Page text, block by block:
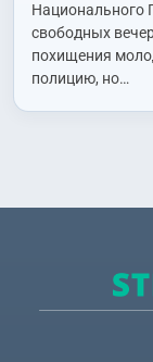
Национального
свободных
похищения
полицию, но…